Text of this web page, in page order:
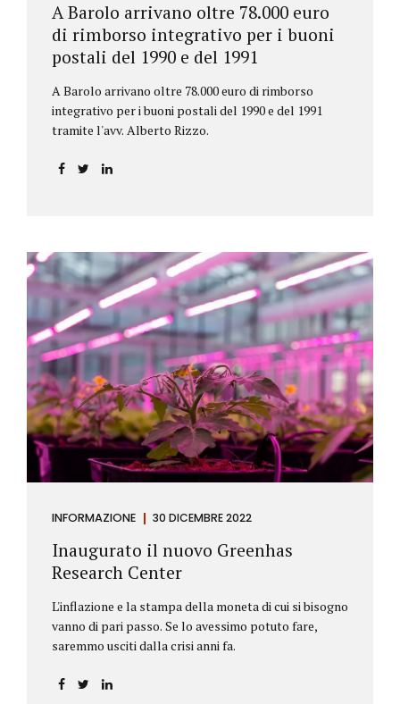
A Barolo arrivano oltre 78.000 euro
di rimborso integrativo per i buoni
postali del 1990 e del 1991
A Barolo arrivano oltre 78.000 euro di rimborso
integrativo per i buoni postali del 1990 e del 1991
tramite l'avv. Alberto Rizzo.
INFORMAZIONE 30 DICEMBRE 2022
Inaugurato il nuovo Greenhas
Research Center
L'inflazione e la stampa della moneta di cui si bisogno
vanno di pari passo. Se lo avessimo potuto fare,
saremmo usciti dalla crisi anni fa.